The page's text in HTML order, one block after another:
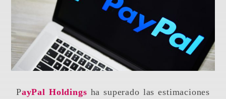
PayPal Holdings ha superado las estimaciones